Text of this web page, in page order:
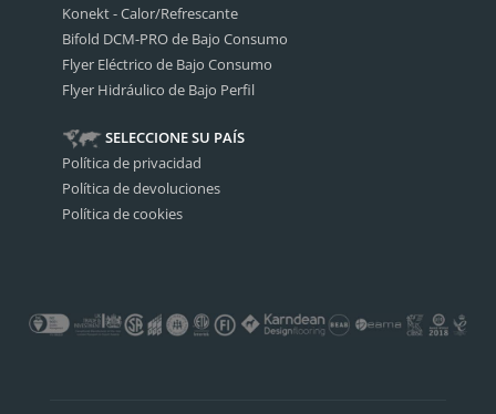
Konekt - Calor/Refrescante
Bifold DCM-PRO de Bajo Consumo
Flyer Eléctrico de Bajo Consumo
Flyer Hidráulico de Bajo Perfil
SELECCIONE SU PAÍS
Política de privacidad
Política de devoluciones
Política de cookies